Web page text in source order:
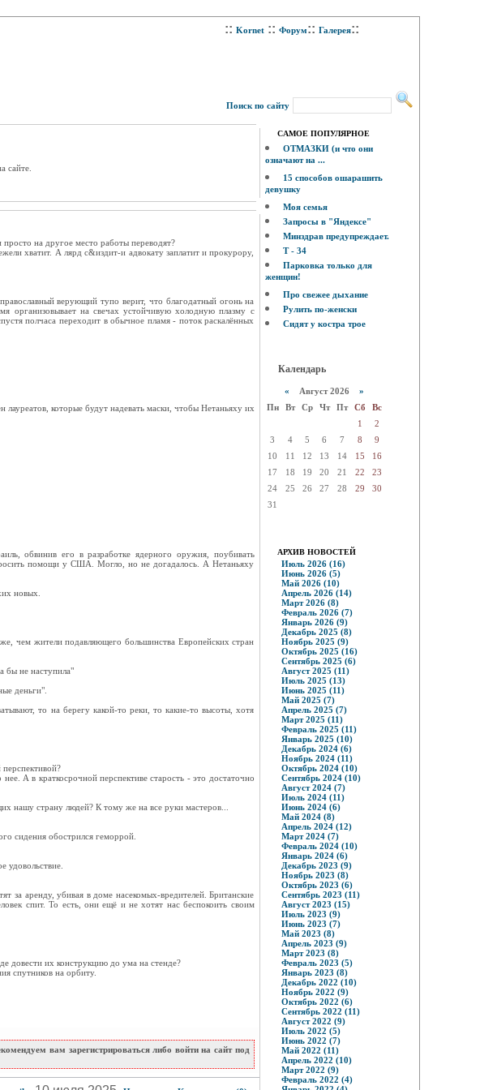
:: Kornet :: Форум:: Галерея::
Поиск по сайту
сайте.
на другое место работы переводят?
хватит. А лярд с&издит-и адвокату заплатит и прокурору,
верующий тупо верит, что благодатный огонь на
организовывает на свечах устойчивую холодную плазму с
полчаса переходит в обычное пламя - поток раскалённых
которые будут надевать маски, чтобы Нетаньяху их
обвинив его в разработке ядерного оружия, поубивать
помощи у США. Могло, но не догадалось. А Нетаньяху
новых.
чем жители подавляющего большинства Европейских стран
бы не наступила"
деньги".
то на берегу какой-то реки, то какие-то высоты, хотя
А в краткосрочной перспективе старость - это достаточно
нашу страну людей? К тому же на все руки мастеров...
сидения обострился геморрой.
удовольствие.
за аренду, убивая в доме насекомых-вредителей. Британские
спит. То есть, они ещё и не хотят нас беспокоить своим
довести их конструкцию до ума на стенде?
спутников на орбиту.
вам зарегистрироваться либо войти на сайт под
САМОЕ ПОПУЛЯРНОЕ
ОТМАЗКИ (и что они
означают на ...
15 способов ошарашить
девушку
Моя семья
Запросы в "Яндексе"
Минздрав предупреждает.
Т - 34
Парковка только для
женщин!
Про свежее дыхание
Рулить по-женски
Сидят у костра трое
Календарь
« Август 2026 »
Пн
Вт Ср Чт Пт Сб
Вс
1
2
3
4 5 6 7 8
9
10
11 12 13 14 15
16
17
18 19 20 21 22
23
24
25 26 27 28 29
30
31
АРХИВ НОВОСТЕЙ
Июль 2026 (16)
Июнь 2026 (5)
Май 2026 (10)
Апрель 2026 (14)
Март 2026 (8)
Февраль 2026 (7)
Январь 2026 (9)
Декабрь 2025 (8)
Ноябрь 2025 (9)
Октябрь 2025 (16)
Сентябрь 2025 (6)
Август 2025 (11)
Июль 2025 (13)
Июнь 2025 (11)
Май 2025 (7)
Апрель 2025 (7)
Март 2025 (11)
Февраль 2025 (11)
Январь 2025 (10)
Декабрь 2024 (6)
Ноябрь 2024 (11)
Октябрь 2024 (10)
Сентябрь 2024 (10)
Август 2024 (7)
Июль 2024 (11)
Июнь 2024 (6)
Май 2024 (8)
Апрель 2024 (12)
Март 2024 (7)
Февраль 2024 (10)
Январь 2024 (6)
Декабрь 2023 (9)
Ноябрь 2023 (8)
Октябрь 2023 (6)
Сентябрь 2023 (11)
Август 2023 (15)
Июль 2023 (9)
Июнь 2023 (7)
Май 2023 (8)
Апрель 2023 (9)
Март 2023 (8)
Февраль 2023 (5)
Январь 2023 (8)
Декабрь 2022 (10)
Ноябрь 2022 (9)
Октябрь 2022 (6)
Сентябрь 2022 (11)
Август 2022 (9)
Июль 2022 (5)
Июнь 2022 (7)
Май 2022 (11)
Апрель 2022 (10)
Март 2022 (9)
Февраль 2022 (4)